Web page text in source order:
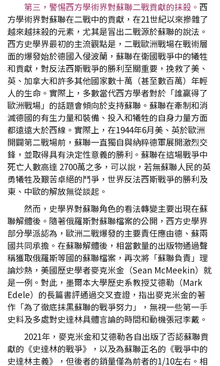
第三，警惕西方學術界對蘇聯二戰貢獻的抹殺。 西
方學術界對蘇聯在二戰中的貢獻，在21世紀以來摻雜了
越來越抹殺的元素，尤其是冒出二戰源於蘇聯的說法。
西方史學界最初的主流觀點是，二戰歐洲戰場在戰術層
面的爆發始於德國入侵波蘭，蘇聯在衛國戰爭中的犧牲
和貢獻，對反法西斯戰爭的勝利至關重要，挽救了美、
英、加拿大和許多其他國家數十萬（甚至數百萬）年輕
人的生命。實際上，多數當代西方學者對於「誰贏得了
歐洲戰場」的話題會傾向於支持蘇聯。蘇聯在牽制和消
滅德國的有生力量和裝備、投入和犧牲的自身力量方面
都遠遠大於西線。實際上，在1944年6月美、英於歐洲
開闢第二戰場前，蘇聯一直獨自與納粹德軍展開激烈交
鋒，並取得具有決定性意義的勝利。蘇聯在這場戰爭中
死亡人數高達 2700萬之多，可以說，若無蘇聯人民的英
勇犧牲及艱苦卓絕的鬥爭，世界反法西斯戰爭的勝利及
東、中歐的解放無從談起。
然而，史學界對蘇聯角色的看法轉變主要出現在蘇
聯解體後。隨著俄羅斯對蘇聯檔案的公開，西方史學界
部分學派認為，歐洲二戰爆發的主要責任應由德、蘇兩
國共同承擔。在蘇聯解體後，相當數量的出版物通過聲
稱獲取俄羅斯等國的蘇聯檔案，再次將「蘇聯負責」理
論炒熱，美國歷史學者麥克米金（Sean McMeekin）就
是一例。對此，墨爾本大學歷史系教授艾德勒（Mark
Edele）的長篇書評通過交叉查證，指出麥克米金的著
作「為了徹底抹黑蘇聯的戰爭努力」，無視一些第一手
史料及多處對史達林具體言論的時間和動機張冠李戴。
2021年，麥克米金和艾德勒各自出版了否認蘇聯貢
獻的《史達林的戰爭》，以及為蘇聯正名的《戰爭中的
史達林主義》，但後者的銷量僅為前者的1/10左右。相